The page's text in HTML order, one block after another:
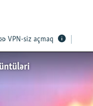
VPN-siz açmaq